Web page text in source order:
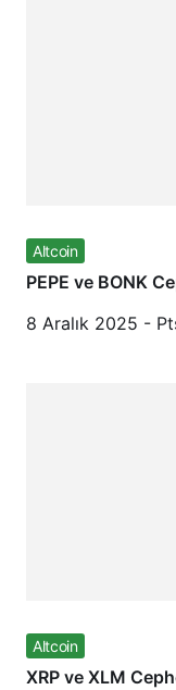
Altcoin
PEPE ve BONK
8 Aralık 2025 -
Altcoin
XRP ve XLM